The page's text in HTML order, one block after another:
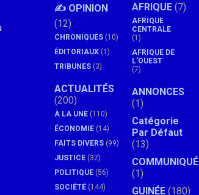
✍️ OPINION
(12)
CHRONIQUES (10)
ÉDITORIAUX (1)
TRIBUNES (3)
ACTUALITÉS
(200)
À LA UNE (110)
ÉCONOMIE (14)
FAITS DIVERS (99)
JUSTICE (32)
POLITIQUE (56)
SOCIÉTÉ (144)
AFRIQUE(7)
AFRIQUE
CENTRALE
(1)
AFRIQUE DE
L'OUEST
(7)
ANNONCES
(1)
Catégorie
Par Défaut
(13)
COMMUNIQUÉ
(1)
GUINÉE(180)